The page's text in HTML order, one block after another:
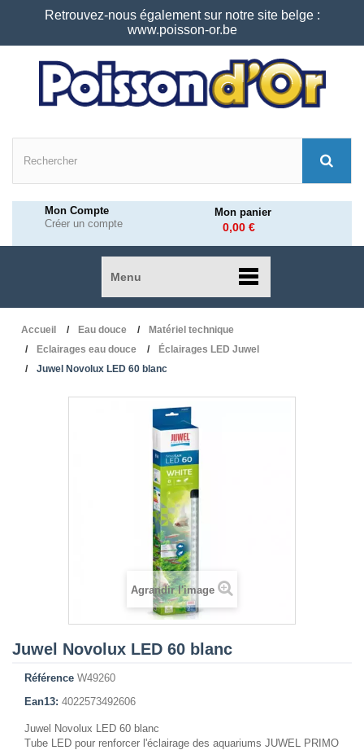
Retrouvez-nous également sur notre site belge :
www.poisson-or.be
Mon Compte
Créer un compte
Mon panier
0,00 €
Menu
Accueil Eau douce
Matériel technique
Eclairages eau douce
Éclairages LED Juwel
Juwel Novolux LED 60 blanc
Agrandir l'image
Juwel Novolux LED 60 blanc
Référence W49260
Ean13: 4022573492606
Juwel Novolux LED 60 blanc
Tube LED pour renforcer l'éclairage des aquariums JUWEL PRIMO